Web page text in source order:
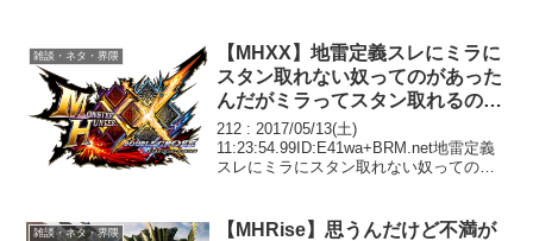
んかなとりあえず分...
雑談・ネタ・界隈
【MHXX】地雷定義スレにミラに
スタン取れない奴ってのがあった
んだがミラってスタン取れるの
か？
212 : 2017/05/13(土)
11:23:54.99ID:E41wa+BRM.net地雷定義
スレにミラにスタン取れない奴ってのが
っても取れるとは思えんしそもそも...
雑談・ネタ・界隈 【MHRise】思うんだけど不満が